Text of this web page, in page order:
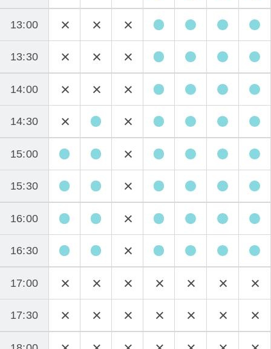
13:00
13:30
14:00
14:30
15:00
15:30
16:00
16:30
17:00
17:30